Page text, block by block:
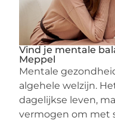
Vind je mentale
Meppel
Mentale
algehele welzijn.
dagelijkse leven,
vermogen om met